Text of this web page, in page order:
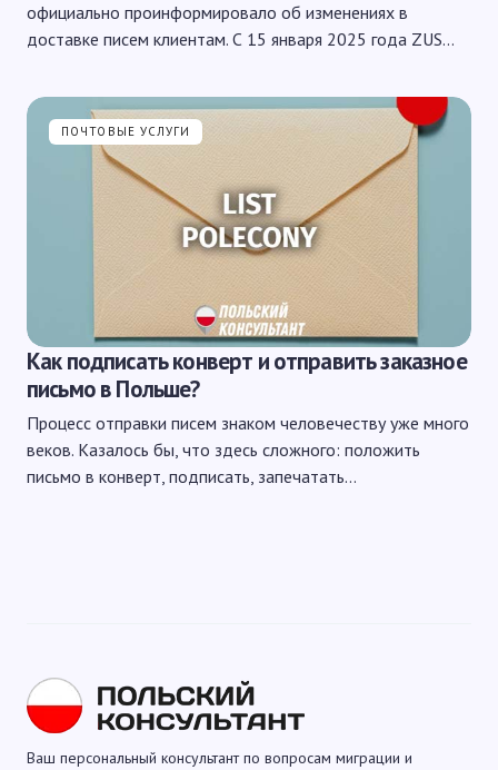
официально проинформировало об изменениях в
доставке писем клиентам. С 15 января 2025 года ZUS…
ПОЧТОВЫЕ УСЛУГИ
Как подписать конверт и отправить заказное
письмо в Польше?
Процесс отправки писем знаком человечеству уже много
веков. Казалось бы, что здесь сложного: положить
письмо в конверт, подписать, запечатать…
Ваш персональный консультант по вопросам миграции и